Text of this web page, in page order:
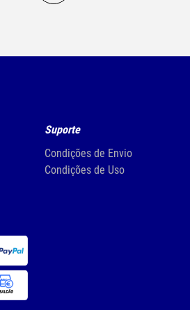
Suporte
Condições de Envio
Condições de Uso